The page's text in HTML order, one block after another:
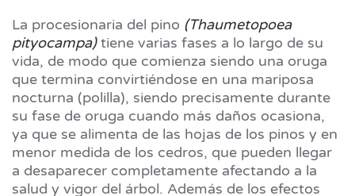
La procesionaria del pino (Thaumetopoea
pityocampa)tiene varias fases a lo largo de su
vida, de modo que comienza siendo una oruga
que termina convirtiéndose en una mariposa
nocturna (polilla), siendo precisamente durante
su fase de oruga cuando más daños ocasiona,
ya que se alimenta de las hojas de los pinos y en
menor medida de los cedros, que pueden llegar
a desaparecer completamente afectando a la
salud y vigor del árbol. Además de los efectos